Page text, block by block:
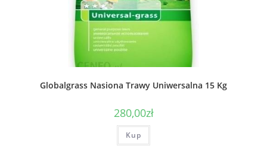
Globalgrass Nasiona Trawy Uniwersalna 15 Kg
280,00zł
Kup